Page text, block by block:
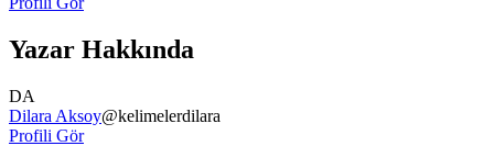
Yazar Hakkında
DA
Dilara Aksoy@kelimelerdilara
Profili Gör